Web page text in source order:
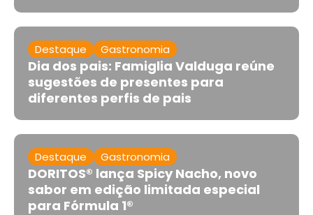
Destaque Gastronomia
Dia dos pais: Famiglia Valduga reúne
sugestões de presentes para
diferentes perfis de pais
Destaque Gastronomia
DORITOS® lança Spicy Nacho, novo
sabor em edição limitada especial
para Fórmula 1®